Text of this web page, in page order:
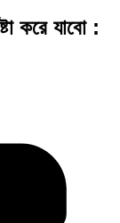
করে যাবো :